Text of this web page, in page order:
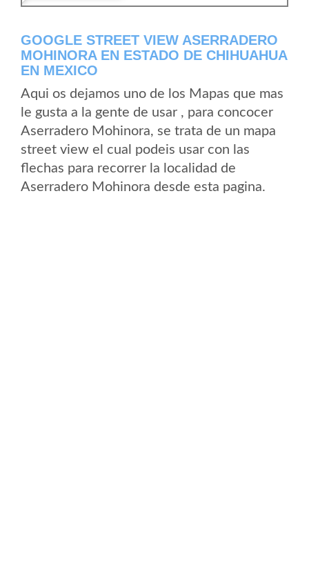
GOOGLE STREET VIEW ASERRADERO
MOHINORA EN ESTADO DE CHIHUAHUA
EN MEXICO
Aqui os dejamos uno de los Mapas que mas
le gusta a la gente de usar , para concocer
Aserradero Mohinora, se trata de un mapa
street view el cual podeis usar con las
flechas para recorrer la localidad de
Aserradero Mohinora desde esta pagina.